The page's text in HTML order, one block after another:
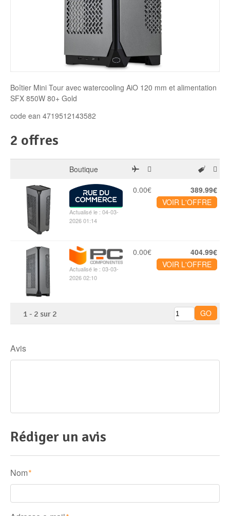
Boîtier Mini Tour avec watercooling AiO 120 mm et alimentation
SFX 850W 80+ Gold
code ean 4719512143582
2 offres
Boutique
Actualisé le : 04-03-
2026 01:14
0.00€
389.99€
VOIR L'OFFRE
Actualisé le : 03-03-
2026 02:10
0.00€
404.99€
VOIR L'OFFRE
1 - 2 sur 2
Avis
Rédiger un avis
Nom *